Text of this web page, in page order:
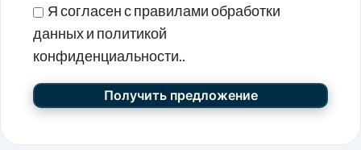
Я согласен с правилами обработки
данных и политикой
конфиденциальности..